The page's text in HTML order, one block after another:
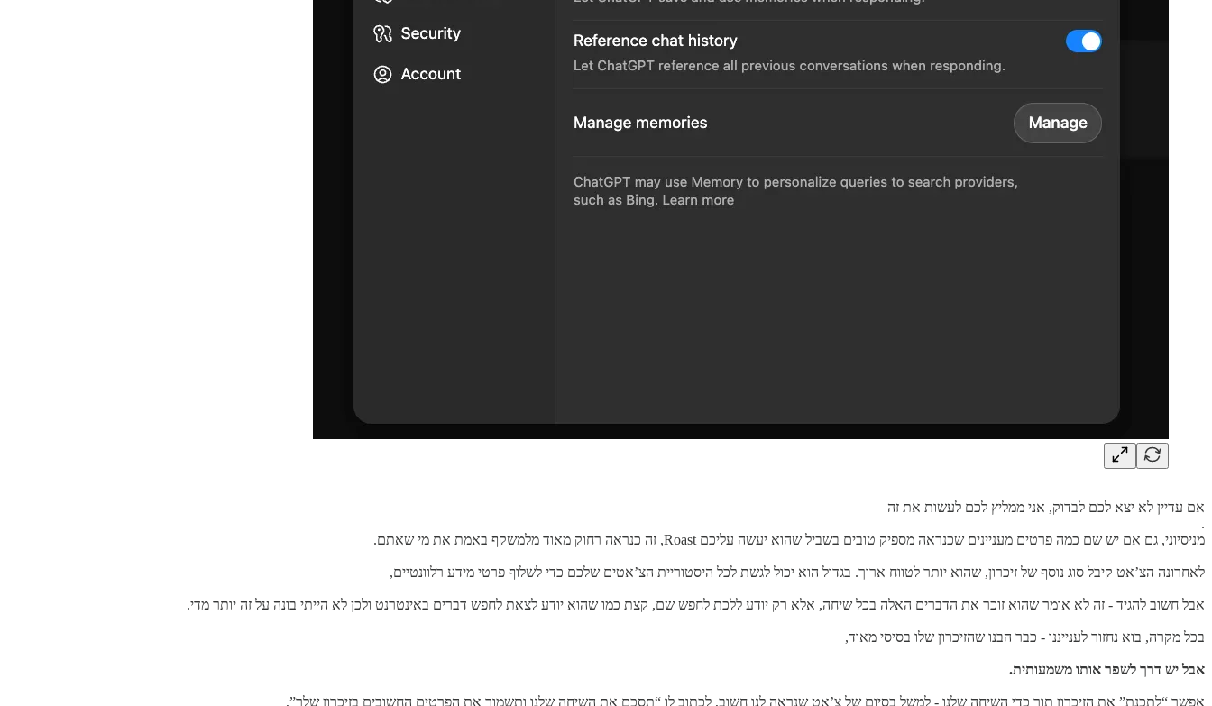
אם עדיין לא יצא לכם לבדוק, אני ממליץ לכם לעשות את זה
.
מניסיוני, גם אם יש שם כמה פרטים מעניינים שכנראה מספיק טובים בשביל שהוא יעשה עליכם Roast, זה כנראה רחוק מאוד מלמשקף באמת את מי שאתם.
לאחרונה הצ’אט קיבל סוג נוסף של זיכרון, שהוא יותר לטווח ארוך. בגדול הוא יכול לגשת לכל היסטוריית הצ’אטים שלכם כדי לשלוף פרטי מידע רלוונטיים,
אבל חשוב להגיד - זה לא אומר שהוא זוכר את הדברים האלה בכל שיחה, אלא רק יודע ללכת לחפש שם, קצת כמו שהוא יודע לצאת לחפש דברים באינטרנט ולכן לא הייתי בונה על זה יותר מדי.
בכל מקרה, בוא נחזור לענייננו - כבר הבנו שהזיכרון שלו בסיסי מאוד,
אבל יש דרך לשפר אותו משמעותית.
אפשר “לתכנת” את הזיכרון תוך כדי השיחה שלנו - למשל בסיום של צ’אט שנראה לנו חשוב, לכתוב לו “תסכם את השיחה שלנו ותשמור את הפרטים החשובים בזיכרון שלך”,